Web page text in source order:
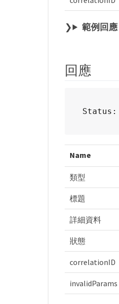
範例回應
回應
Status:
Name
類型
標題
詳細資料
狀態
correlationID
invalidParams